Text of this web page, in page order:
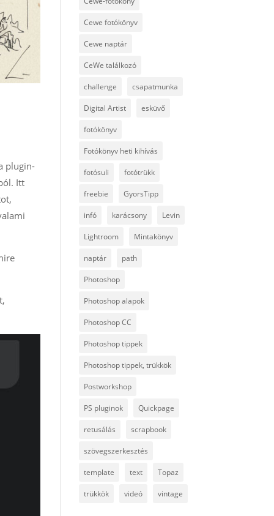
plugin-
Itt
Cewe fotókönyv
Cewe naptár
CeWe találkozó
challenge csapatmunka
Digital Artist esküvő
fotókönyv
Fotókönyv heti kihívás
fotósuli fotótrükk
freebie GyorsTipp
infó karácsony Levin
Lightroom Mintakönyv
naptár path
Photoshop
Photoshop alapok
Photoshop CC
Photoshop tippek
Photoshop tippek, trükkök
Postworkshop
PS pluginok Quickpage
retusálás scrapbook
szövegszerkesztés
template text Topaz
trükkök videó vintage